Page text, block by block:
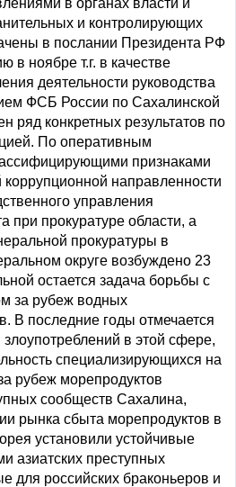
в органах власти и
и контролирующих
в послании Президента РФ
в ноябре т.г. в качестве
деятельности руководства
ФСБ России по Сахалинской
ряд конкретных результатов по
По оперативным
признаками
коррупционной направленности
управления
при прокуратуре области, а
прокуратуры в
округе возбуждено 23
остается задача борьбы с
за рубеж водных
В последние годы отмечается
в этой сфере,
специализирующихся на
рубеж морепродуктов
сообществ Сахалина,
рынка сбыта морепродуктов в
установили устойчивые
азиатских преступных
для российских браконьеров и